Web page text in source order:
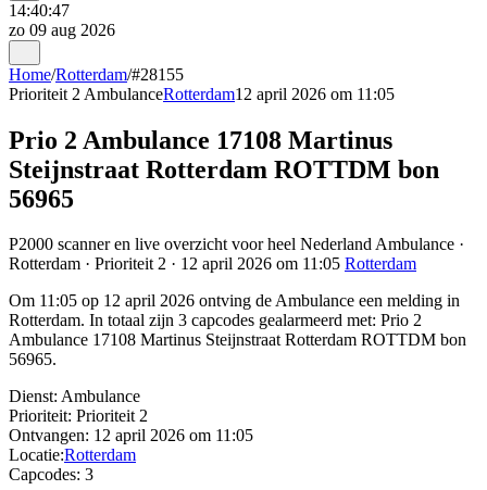
14:40:47
zo 09 aug 2026
Home/Rotterdam/#28155
Prioriteit 2 AmbulanceRotterdam12 april 2026 om 11:05
Prio 2 Ambulance 17108 Martinus
Steijnstraat Rotterdam ROTTDM bon
56965
P2000 scanner en live overzicht voor heel Nederland Ambulance ·
Rotterdam · Prioriteit 2 · 12 april 2026 om 11:05 Rotterdam
Om 11:05 op 12 april 2026 ontving de Ambulance een melding in
Rotterdam. In totaal zijn 3 capcodes gealarmeerd met: Prio 2
Ambulance 17108 Martinus Steijnstraat Rotterdam ROTTDM bon
56965.
Dienst: Ambulance
Prioriteit: Prioriteit 2
Ontvangen: 12 april 2026 om 11:05
Locatie:Rotterdam
Capcodes: 3